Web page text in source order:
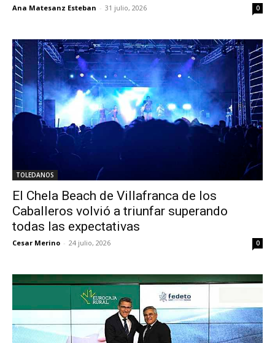
Ana Matesanz Esteban - 31 julio, 2026 0
TOLEDANOS
El Chela Beach de Villafranca de los
Caballeros volvió a triunfar superando
todas las expectativas
Cesar Merino - 24 julio, 2026 0